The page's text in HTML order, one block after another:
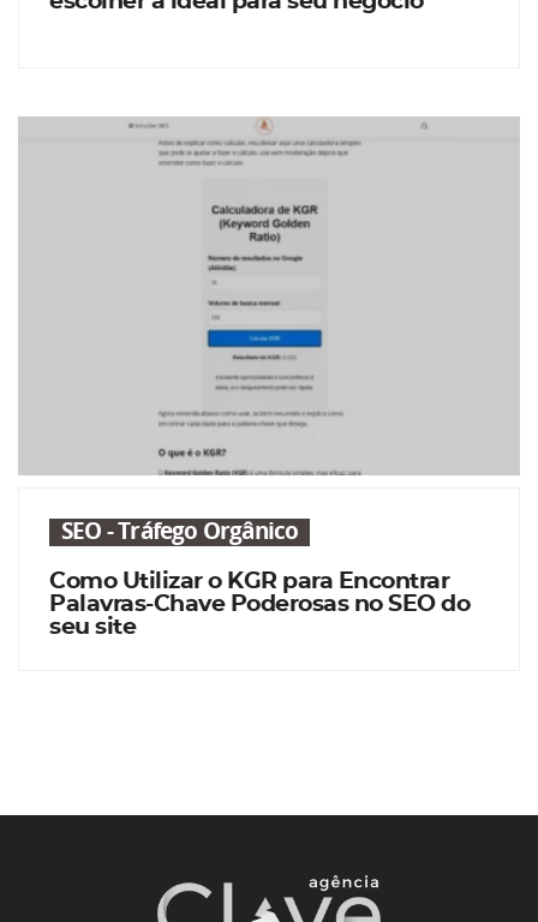
SEO - Tráfego Orgânico
Como Utilizar o KGR para Encontrar
Palavras-Chave Poderosas no SEO do
seu site